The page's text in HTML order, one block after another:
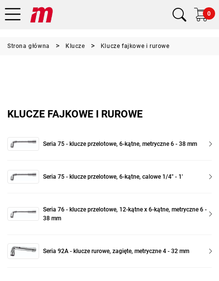
0
Strona główna Klucze Klucze fajkowe i rurowe
KLUCZE FAJKOWE I RUROWE
Seria 75 - klucze przelotowe, 6-kątne, metryczne 6 - 38 mm
Seria 75 - klucze przelotowe, 6-kątne, calowe 1/4" - 1'
Seria 76 - klucze przelotowe, 12-kątne x 6-kątne, metryczne 6 -
38 mm
Seria 92A - klucze rurowe, zagięte, metryczne 4 - 32 mm